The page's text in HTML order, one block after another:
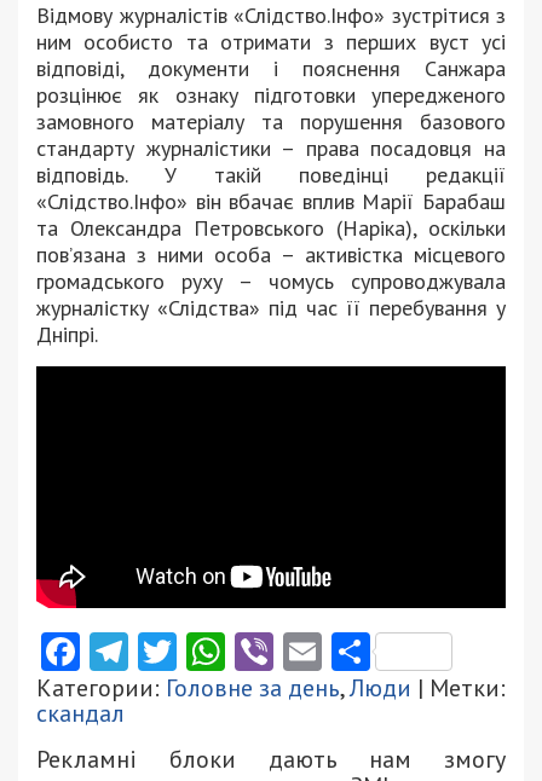
Відмову журналістів «Слідство.Інфо» зустрітися з
ним особисто та отримати з перших вуст усі
відповіді, документи і пояснення Санжара
розцінює як ознаку підготовки упередженого
замовного матеріалу та порушення базового
стандарту журналістики – права посадовця на
відповідь. У такій поведінці редакції
«Слідство.Інфо» він вбачає вплив Марії Барабаш
та Олександра Петровського (Наріка), оскільки
пов’язана з ними особа – активістка місцевого
громадського руху – чомусь супроводжувала
журналістку «Слідства» під час її перебування у
Дніпрі.
Facebook
Telegram
Twitter
WhatsApp
ViberEmail
Категории: Головне за день,Люди | Метки:
скандал
Рекламні блоки дають нам змогу